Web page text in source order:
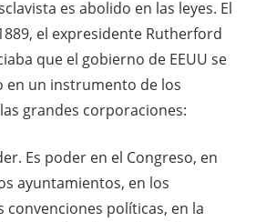
es abolido en las leyes. El
el expresidente Rutherford
que el gobierno de EEUU se
en un instrumento de los
grandes corporaciones:
Es poder en el Congreso, en
ayuntamientos, en los
convenciones políticas, en la